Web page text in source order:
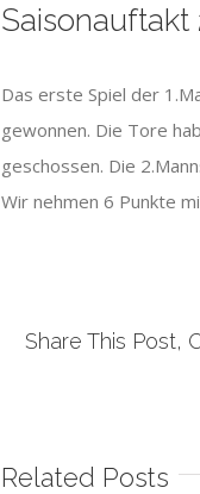
Das erste Spiel der
gewonnen. Die Tore
geschossen. Die
Wir nehmen 6 Punkte
Share This Post,
Related Posts